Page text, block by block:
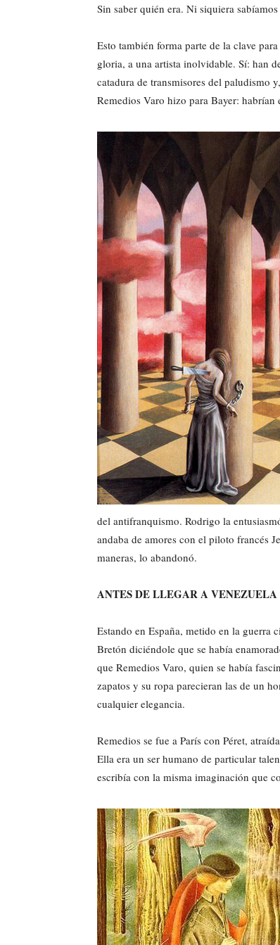
Sin saber quién era. Ni siquiera
Esto también forma parte de la clave
gloria, a una artista inolvidable. Sí: han
catadura de transmisores del paludismo
Remedios Varo hizo para Bayer:
del antifranquismo. Rodrigo la
andaba de amores con el piloto francés
maneras, lo abandonó.
ANTES DE LLEGAR A VENEZUELA
Estando en España, metido en la guerra
Bretón diciéndole que se había
que Remedios Varo, quien se había
zapatos y su ropa parecieran las de un
cualquier elegancia.
Remedios se fue a París con Péret,
Ella era un ser humano de particular
escribía con la misma imaginación que